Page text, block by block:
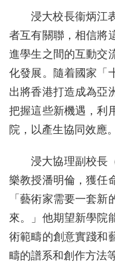
浸大校長衞炳江
者互有關聯，相信將
進學生之間的互動交
化發展。隨着國家「
出將香港打造成為亞
把握這些新機遇，利
院，以產生協同效應。
浸大協理副校長
樂教授潘明倫，獲任
「藝術家需要一套
來。」他期望新學院
術範疇的創意實踐和
疇的譜系和創作方法